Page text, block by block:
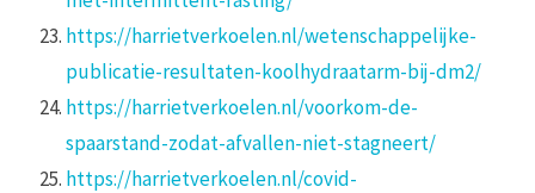
https://harrietverkoelen.nl/wetenschappelijke-
publicatie-resultaten-koolhydraatarm-bij-dm2/
https://harrietverkoelen.nl/voorkom-de-
spaarstand-zodat-afvallen-niet-stagneert/
https://harrietverkoelen.nl/covid-